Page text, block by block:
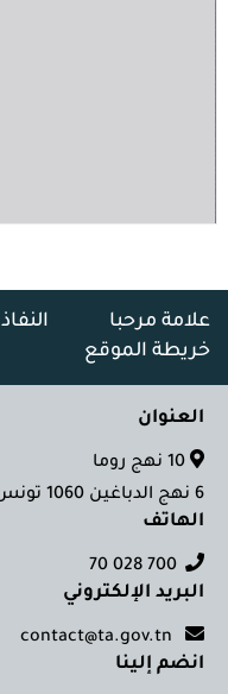
علامة مرحبا
خريطة الموقع
العنوان
6 نهج الدباغين 1060 تونس
الهاتف
700 028 70
البريد الإلكتروني
انضم إلينا